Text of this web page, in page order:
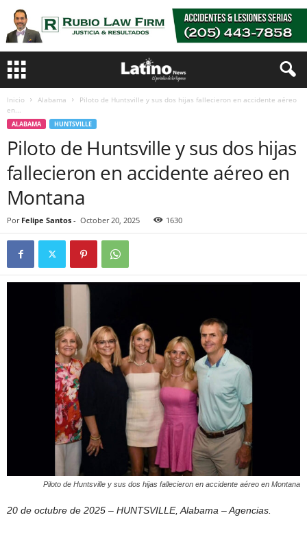
Inicio Alabama
Piloto de Huntsville y sus dos hijas fallecieron en accidente aéreo
en...
ALABAMA HUNTSVILLE
Piloto de Huntsville y sus dos hijas
fallecieron en accidente aéreo en
Montana
Por Felipe Santos - October 20, 2025 1630
Piloto de Huntsville y sus dos hijas fallecieron en accidente aéreo en Montana
20 de octubre de 2025 – HUNTSVILLE, Alabama – Agencias.